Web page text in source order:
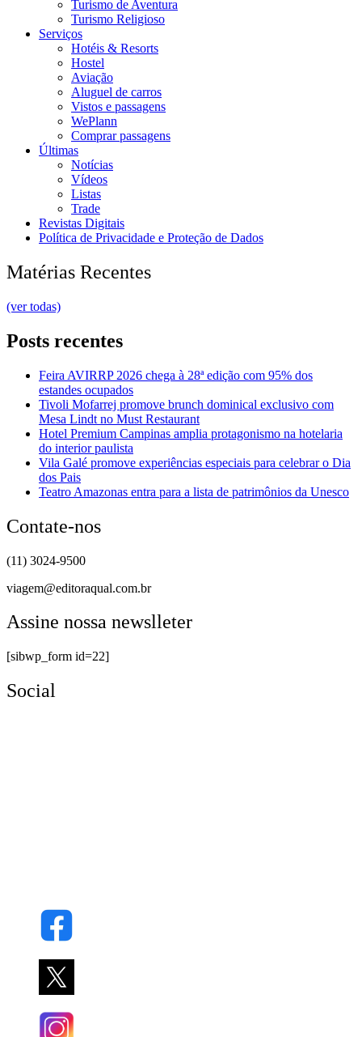
Turismo de Aventura
Turismo Religioso
Serviços
Hotéis & Resorts
Hostel
Aviação
Aluguel de carros
Vistos e passagens
WePlann
Comprar passagens
Últimas
Notícias
Vídeos
Listas
Trade
Revistas Digitais
Política de Privacidade e Proteção de Dados
Matérias Recentes
(ver todas)
Posts recentes
Feira AVIRRP 2026 chega à 28ª edição com 95% dos
estandes ocupados
Tivoli Mofarrej promove brunch dominical exclusivo com
Mesa Lindt no Must Restaurant
Hotel Premium Campinas amplia protagonismo na hotelaria
do interior paulista
Vila Galé promove experiências especiais para celebrar o Dia
dos Pais
Teatro Amazonas entra para a lista de patrimônios da Unesco
Contate-nos
(11) 3024-9500
viagem@editoraqual.com.br
Assine nossa newslleter
[sibwp_form id=22]
Social